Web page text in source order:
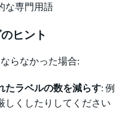
な専門用語
ヒント
らなかった場合:
たラベルの数を減らす: 例
しくしたりしてください